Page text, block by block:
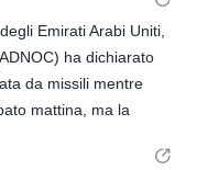
Emirati Arabi Uniti,
ha dichiarato
da missili mentre
mattina, ma la